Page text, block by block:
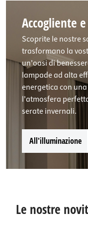
Accogliente
Scoprite le nostre
trasformano la
un'oasi di
lampade ad alta
energetica con
l'atmosfera
serate invernali.
All'illuminazione
Le nostre